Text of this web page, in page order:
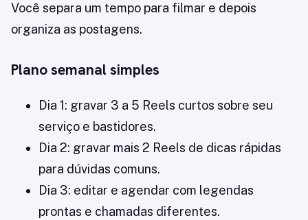
Você separa um tempo para filmar e depois
organiza as postagens.
Plano semanal simples
Dia 1: gravar 3 a 5 Reels curtos sobre seu
serviço e bastidores.
Dia 2: gravar mais 2 Reels de dicas rápidas
para dúvidas comuns.
Dia 3: editar e agendar com legendas
prontas e chamadas diferentes.